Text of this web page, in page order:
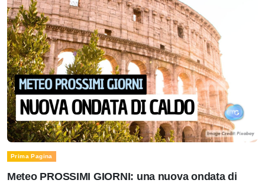
Prima Pagina
Meteo PROSSIMI GIORNI: una nuova ondata di